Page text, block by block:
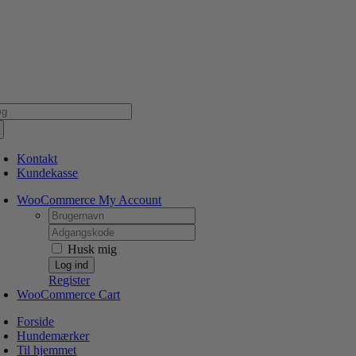
Kontakt
Kundekasse
WooCommerce My Account
Username:
Password:
Husk mig
Register
WooCommerce Cart
Forside
Hundemærker
Til hjemmet